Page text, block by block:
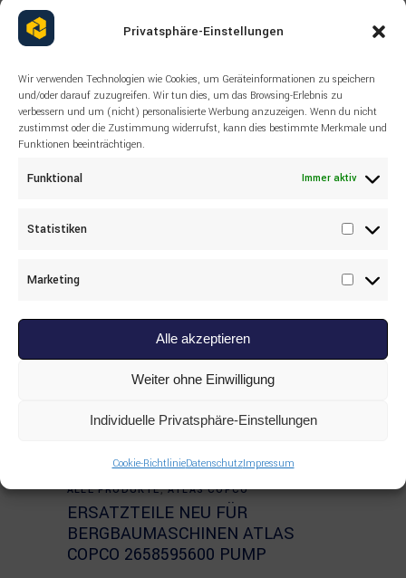
Privatsphäre-Einstellungen
Wir verwenden Technologien wie Cookies, um Geräteinformationen zu speichern
und/oder darauf zuzugreifen. Wir tun dies, um das Browsing-Erlebnis zu
verbessern und um (nicht) personalisierte Werbung anzuzeigen. Wenn du nicht
zustimmst oder die Zustimmung widerrufst, kann dies bestimmte Merkmale und
Funktionen beeinträchtigen.
Funktional Immer aktiv
Statistiken
Marketing
Alle akzeptieren
Weiter ohne Einwilligung
Individuelle Privatsphäre-Einstellungen
Cookie-RichtlinieDatenschutzImpressum
Read more
ALLE PRODUKTE, SANDVIK, SONSTIGES
SANDVIK Wire rope 55038494
ALLE PRODUKTE,ATLAS COPCO
ERSATZTEILE NEU FÜR
BERGBAUMASCHINEN ATLAS
COPCO 2658595600 PUMP